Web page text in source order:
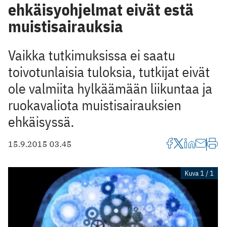
ehkäisyohjelmat eivät estä
muistisairauksia
Vaikka tutkimuksissa ei saatu
toivotunlaisia tuloksia, tutkijat eivät
ole valmiita hylkäämään liikuntaa ja
ruokavaliota muistisairauksien
ehkäisyssä.
15.9.2015 03.45
Kuva 1 / 1